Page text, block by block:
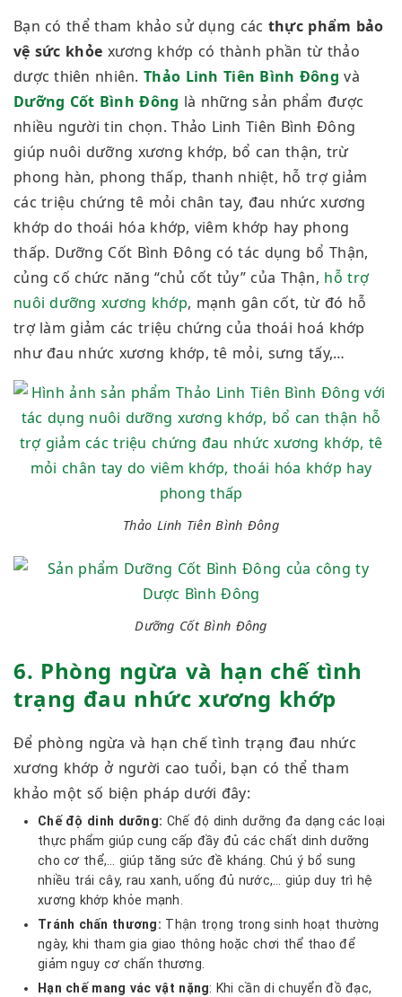
Bạn có thể tham khảo sử dụng các thực phẩm bảo
vệ sức khỏe xương khớp có thành phần từ thảo
dược thiên nhiên.Thảo Linh Tiên Bình Đôngvà
Dưỡng Cốt Bình Đông là những sản phẩm được
nhiều người tin chọn. Thảo Linh Tiên Bình Đông
giúp nuôi dưỡng xương khớp, bổ can thận, trừ
phong hàn, phong thấp, thanh nhiệt, hỗ trợ giảm
các triệu chứng tê mỏi chân tay, đau nhức xương
khớp do thoái hóa khớp, viêm khớp hay phong
thấp. Dưỡng Cốt Bình Đông có tác dụng bổ Thận,
củng cố chức năng “chủ cốt tủy” của Thận, hỗ trợ
nuôi dưỡng xương khớp, mạnh gân cốt, từ đó hỗ
trợ làm giảm các triệu chứng của thoái hoá khớp
như đau nhức xương khớp, tê mỏi, sưng tấy,…
Thảo Linh Tiên Bình Đông
Dưỡng Cốt Bình Đông
6. Phòng ngừa và hạn chế tình
trạng đau nhức xương khớp
Để phòng ngừa và hạn chế tình trạng đau nhức
xương khớp ở người cao tuổi, bạn có thể tham
khảo một số biện pháp dưới đây:
Chế độ dinh dưỡng: Chế độ dinh dưỡng đa dạng các loại
thực phẩm giúp cung cấp đầy đủ các chất dinh dưỡng
cho cơ thể,… giúp tăng sức đề kháng. Chú ý bổ sung
nhiều trái cây, rau xanh, uống đủ nước,… giúp duy trì hệ
xương khớp khỏe mạnh.
Tránh chấn thương: Thận trọng trong sinh hoạt thường
ngày, khi tham gia giao thông hoặc chơi thể thao để
giảm nguy cơ chấn thương.
Hạn chế mang vác vật nặng: Khi cần di chuyển đồ đạc,